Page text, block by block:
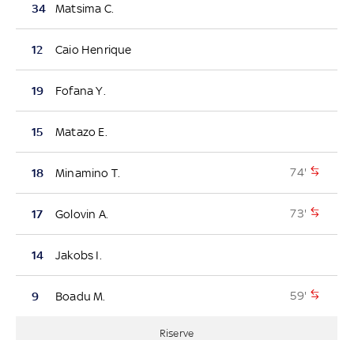
34 Matsima C.
12 Caio Henrique
19 Fofana Y.
15 Matazo E.
18 Minamino T. 74'
17 Golovin A. 73'
14 Jakobs I.
9 Boadu M. 59'
Riserve